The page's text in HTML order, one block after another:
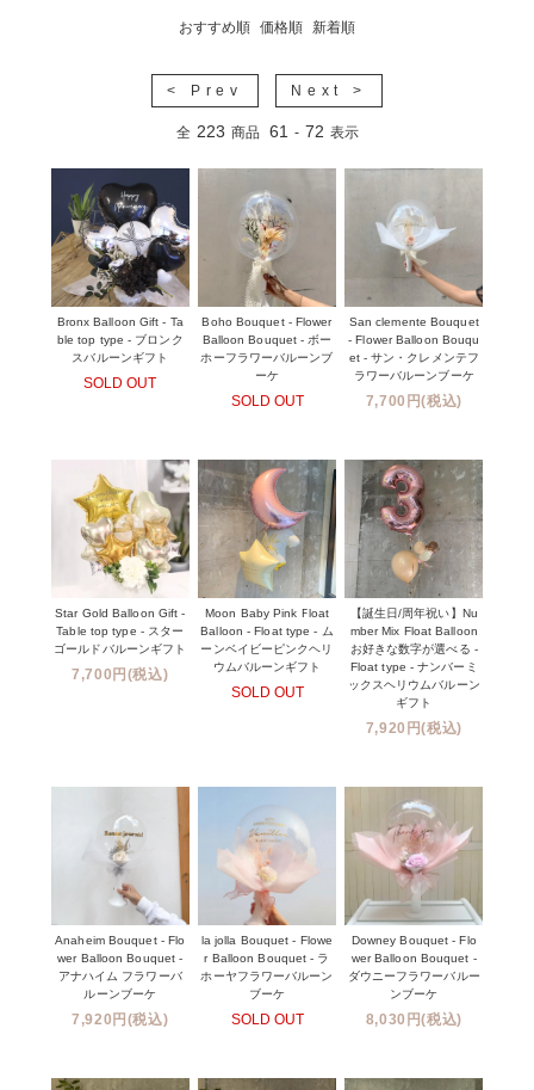
おすすめ順 価格順 新着順
< Prev Next >
全 223 商品 61 - 72 表示
Bronx Balloon Gift - Ta
ble top type - ブロンク
スバルーンギフト
SOLD OUT
Boho Bouquet - Flower
Balloon Bouquet - ボー
ホーフラワーバルーンブ
ーケ
SOLD OUT
San clemente Bouquet
- Flower Balloon Bouqu
et - サン・クレメンテフ
ラワーバルーンブーケ
7,700円(税込)
Star Gold Balloon Gift -
Table top type - スター
ゴールドバルーンギフト
7,700円(税込)
Moon Baby Pink Float
Balloon - Float type - ム
ーンベイビーピンクヘリ
ウムバルーンギフト
SOLD OUT
【誕生日/周年祝い】Nu
mber Mix Float Balloon
お好きな数字が選べる -
Float type - ナンバーミ
ックスヘリウムバルーン
ギフト
7,920円(税込)
Anaheim Bouquet - Flo
wer Balloon Bouquet -
アナハイム フラワーバ
ルーンブーケ
7,920円(税込)
la jolla Bouquet - Flowe
r Balloon Bouquet - ラ
ホーヤフラワーバルーン
ブーケ
SOLD OUT
Downey Bouquet - Flo
wer Balloon Bouquet -
ダウニーフラワーバルー
ンブーケ
8,030円(税込)